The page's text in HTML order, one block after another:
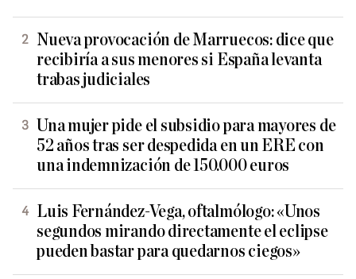
Nueva provocación de Marruecos: dice que
recibiría a sus menores si España levanta
trabas judiciales
Una mujer pide el subsidio para mayores de
52 años tras ser despedida en un ERE con
una indemnización de 150.000 euros
Luis Fernández-Vega, oftalmólogo: «Unos
segundos mirando directamente el eclipse
pueden bastar para quedarnos ciegos»